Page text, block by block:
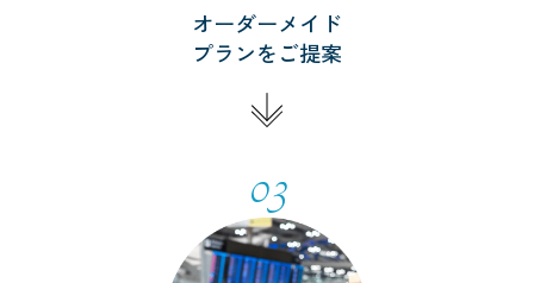
オーダーメイド
プランをご提案
03